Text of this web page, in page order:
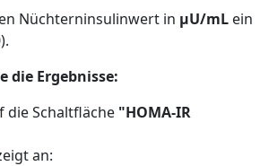
Nüchterninsulinwert in μU/mL ein
die Ergebnisse:
die Schaltfläche "HOMA-IR
an: